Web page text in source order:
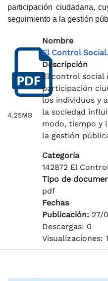
participación ciudadana,
seguimiento a la gestión
4.25MB
Nombre
El Control
Descripción
El control social
participación
los individuos y
la sociedad
modo, tiempo y
la gestión
Categoría
142872 El
Tipo de
pdf
Fechas
Publicación: 27/
Descargas: 0
Visualizaciones: